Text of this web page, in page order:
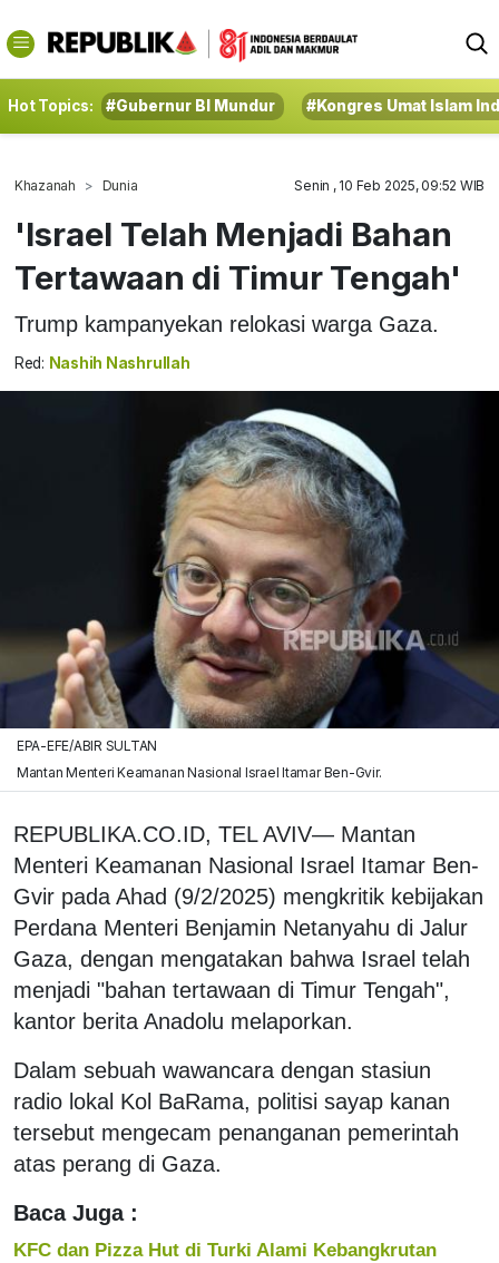
Hot Topics: #Gubernur BI Mundur #Kongres Umat Islam
Khazanah Dunia Senin , 10 Feb 2025, 09:52 WIB
'Israel Telah Menjadi Bahan
Tertawaan di Timur Tengah'
Trump kampanyekan relokasi warga Gaza.
Red: Nashih Nashrullah
EPA-EFE/ABIR SULTAN
Mantan Menteri Keamanan Nasional Israel Itamar Ben-Gvir.
REPUBLIKA.CO.ID, TEL AVIV— Mantan
Menteri Keamanan Nasional Israel Itamar Ben-
Gvir pada Ahad (9/2/2025) mengkritik kebijakan
Perdana Menteri Benjamin Netanyahu di Jalur
Gaza, dengan mengatakan bahwa Israel telah
menjadi "bahan tertawaan di Timur Tengah",
kantor berita Anadolu melaporkan.
Dalam sebuah wawancara dengan stasiun
radio lokal Kol BaRama, politisi sayap kanan
tersebut mengecam penanganan pemerintah
atas perang di Gaza.
Baca Juga :
KFC dan Pizza Hut di Turki Alami Kebangkrutan